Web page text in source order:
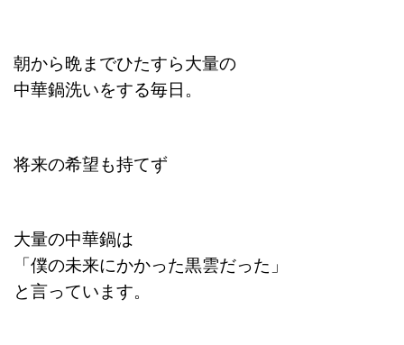
朝から晩までひたすら大量の
中華鍋洗いをする毎日。
将来の希望も持てず
大量の中華鍋は
「僕の未来にかかった黒雲だった」
と言っています。